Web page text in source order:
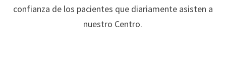
confianza de los pacientes que diariamente asisten a
nuestro Centro.